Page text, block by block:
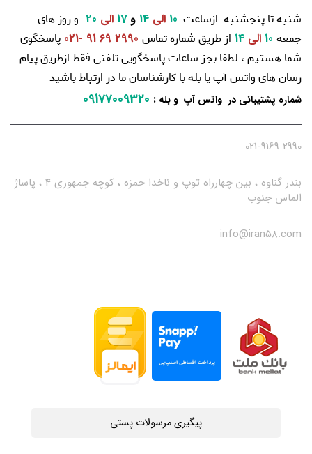
شنبه تا پنجشنبه ازساعت 10 الی و17 الی
و روز های
جمعه
الی از طریق شماره تماس 2990 69 91 -021
پاسخگوی
شما هستیم ، لطفا بجز ساعات پاسخگویی تلفنی فقط ازطریق پیام
رسان های واتس آپ یا بله با کارشناسان ما در ارتباط باشید
شماره پشتیبانی در واتس آپ و بله :
09177009320
2990 021-9169
بندر گناوه ، بین چهارراه توپ و ناخدا حمزه ، کوچه جمهوری 4 ، پاساژ
الماس جنوب
info@iran58.com
پیگیری مرسولات پستی